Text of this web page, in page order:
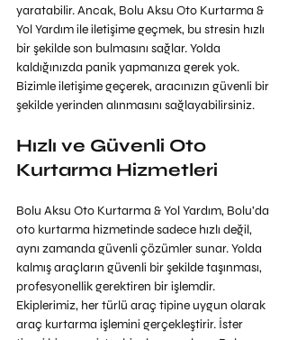
yaratabilir. Ancak, Bolu Aksu Oto Kurtarma &
Yol Yardım ile iletişime geçmek, bu stresin hızlı
bir şekilde son bulmasını sağlar. Yolda
kaldığınızda panik yapmanıza gerek yok.
Bizimle iletişime geçerek, aracınızın güvenli bir
şekilde yerinden alınmasını sağlayabilirsiniz.
Hızlı ve Güvenli Oto
Kurtarma Hizmetleri
Bolu Aksu Oto Kurtarma & Yol Yardım, Bolu’da
oto kurtarma hizmetinde sadece hızlı değil,
aynı zamanda güvenli çözümler sunar. Yolda
kalmış araçların güvenli bir şekilde taşınması,
profesyonellik gerektiren bir işlemdir.
Ekiplerimiz, her türlü araç tipine uygun olarak
araç kurtarma işlemini gerçekleştirir. İster